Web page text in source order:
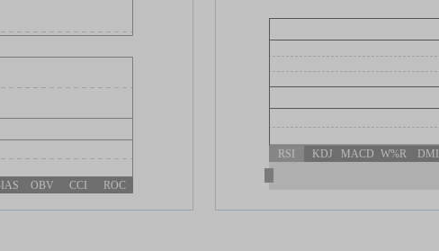
OBV CCI ROC
RSI KDJ MACD W%R DMI